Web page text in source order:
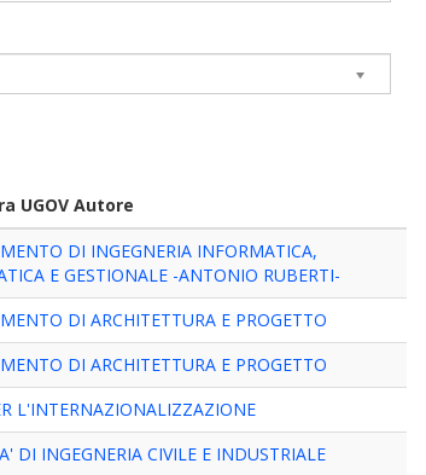
UGOV Autore
DI INGEGNERIA INFORMATICA,
E GESTIONALE -ANTONIO RUBERTI-
DI ARCHITETTURA E PROGETTO
DI ARCHITETTURA E PROGETTO
L'INTERNAZIONALIZZAZIONE
DI INGEGNERIA CIVILE E INDUSTRIALE